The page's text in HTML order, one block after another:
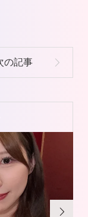
